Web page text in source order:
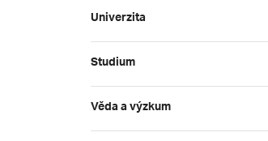
Univerzita
Studium
Věda a výzkum